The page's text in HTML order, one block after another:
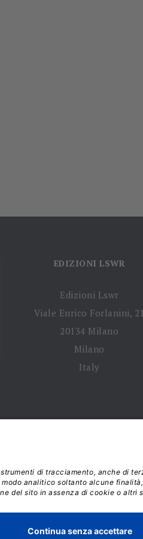
EDIZIONI LSWR
Edizioni Lswr
Viale Enrico Forlanini, 21
20134 Milano
Milano
Italy
| C.F. 01107460337
dei Dati: dpo@lswr.it
- 20134 Milano (MI)